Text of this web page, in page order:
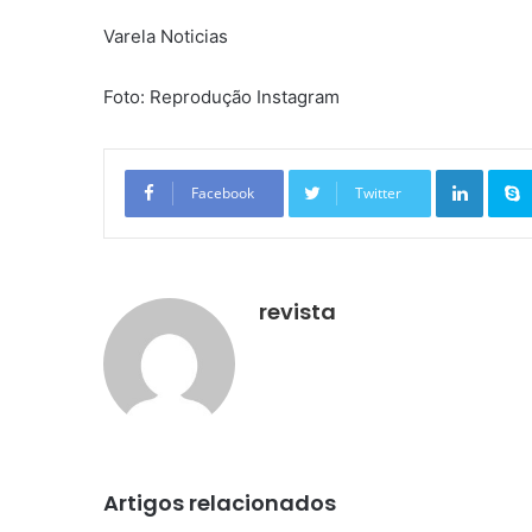
Varela Noticias
Foto: Reprodução Instagram
Facebook Twitter
Linkedin
revista
Artigos relacionados